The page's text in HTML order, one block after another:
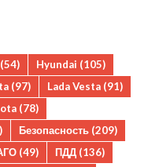
(54) Hyundai (105)
(97) Lada Vesta (91)
(78)
Безопасность (209)
(49) ПДД (136)